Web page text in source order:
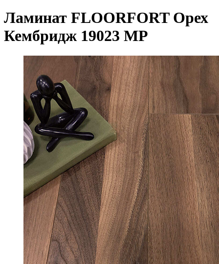
Ламинат FLOORFORT Орех
Кембридж 19023 MP